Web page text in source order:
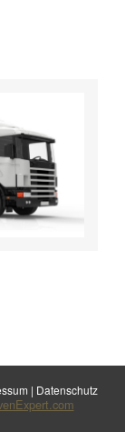
| Datenschutz